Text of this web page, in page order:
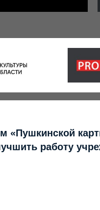
«Пушкинской
работу